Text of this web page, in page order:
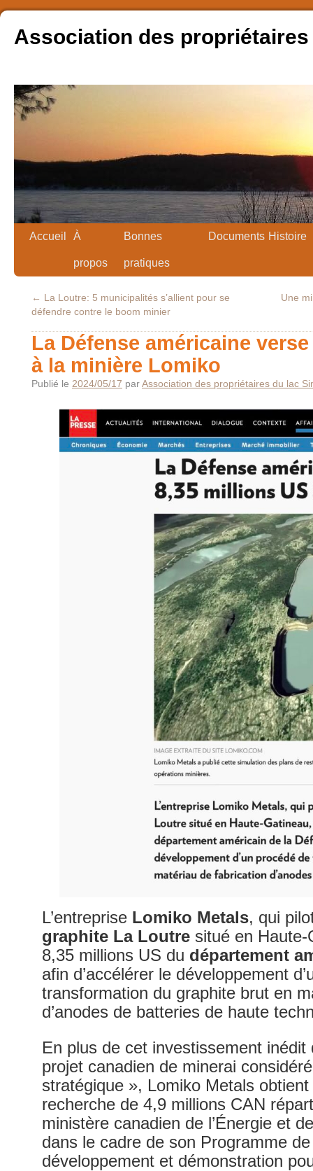
Association des
Accueil À
propos
Bonnes
pratiques
Documents Histoire
← La Loutre: 5 municipalités s’allient pour se
défendre contre le boom minier
Une
La Défense américaine
à la minière Lomiko
Publié le 2024/05/17 parAssociation des propriétaires du lac
L’entreprise Lomiko Metals, qui
graphite La Loutre situé en
8,35 millions US du département
afin d’accélérer le développement
transformation du graphite brut en
d’anodes de batteries de haute
En plus de cet investissement
projet canadien de minerai
stratégique », Lomiko Metals
recherche de 4,9 millions CAN
ministère canadien de l’Énergie et
dans le cadre de son Programme
développement et démonstration